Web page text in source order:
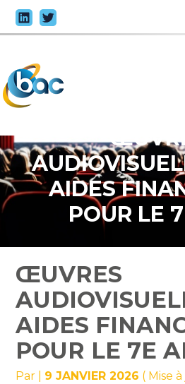
Aller
au
AIDES
POUR LE
ŒUVRES
AIDES
POUR LE 7E
Par 9 JANVIER 2026 ( Mise